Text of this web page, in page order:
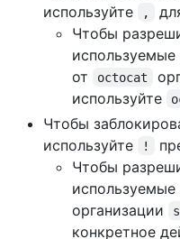
используйте
,
Чтобы
от
octocat
используйте
Чтобы
используйте
!
Чтобы
организации
конкретное